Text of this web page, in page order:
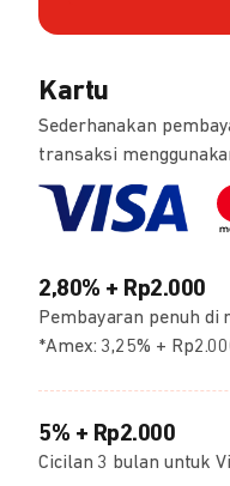
Kartu
Sederhanakan
transaksi
2,80% + Rp2.000
Pembayaran penuh di
*Amex: 3,25% +
5% + Rp2.000
Cicilan 3 bulan untuk